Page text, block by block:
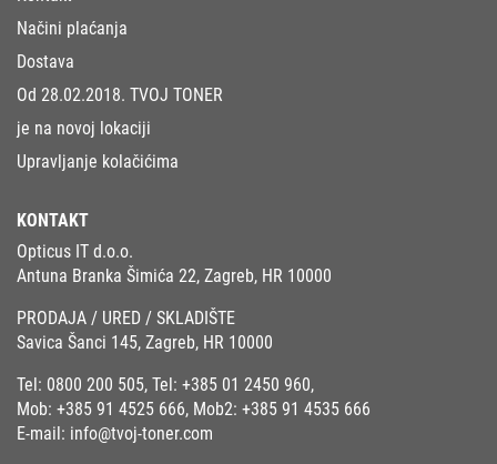
Načini plaćanja
Dostava
Od 28.02.2018. TVOJ TONER
je na novoj lokaciji
Upravljanje kolačićima
KONTAKT
Opticus IT d.o.o.
Antuna Branka Šimića 22, Zagreb, HR 10000
PRODAJA / URED / SKLADIŠTE
Savica Šanci 145, Zagreb, HR 10000
Tel: 0800 200 505, Tel: +385 01 2450 960,
Mob: +385 91 4525 666, Mob2: +385 91 4535 666
E-mail: info@tvoj-toner.com